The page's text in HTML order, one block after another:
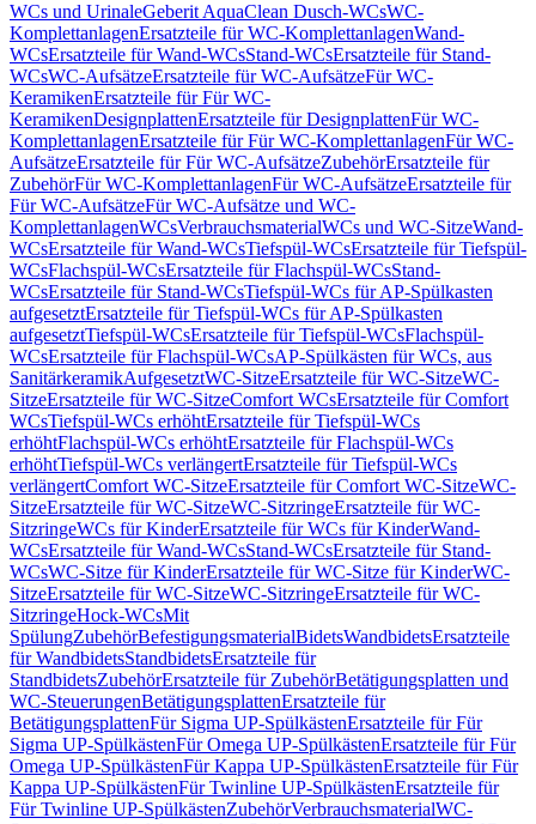
WCs und UrinaleGeberit AquaClean Dusch-WCsWC-
KomplettanlagenErsatzteile für WC-KomplettanlagenWand-
WCsErsatzteile für Wand-WCsStand-WCsErsatzteile für Stand-
WCsWC-AufsätzeErsatzteile für WC-AufsätzeFür WC-
KeramikenErsatzteile für Für WC-
KeramikenDesignplattenErsatzteile für DesignplattenFür WC-
KomplettanlagenErsatzteile für Für WC-KomplettanlagenFür WC-
AufsätzeErsatzteile für Für WC-AufsätzeZubehörErsatzteile für
ZubehörFür WC-KomplettanlagenFür WC-AufsätzeErsatzteile für
Für WC-AufsätzeFür WC-Aufsätze und WC-
KomplettanlagenWCsVerbrauchsmaterialWCs und WC-SitzeWand-
WCsErsatzteile für Wand-WCsTiefspül-WCsErsatzteile für Tiefspül-
WCsFlachspül-WCsErsatzteile für Flachspül-WCsStand-
WCsErsatzteile für Stand-WCsTiefspül-WCs für AP-Spülkasten
aufgesetztErsatzteile für Tiefspül-WCs für AP-Spülkasten
aufgesetztTiefspül-WCsErsatzteile für Tiefspül-WCsFlachspül-
WCsErsatzteile für Flachspül-WCsAP-Spülkästen für WCs, aus
SanitärkeramikAufgesetztWC-SitzeErsatzteile für WC-SitzeWC-
SitzeErsatzteile für WC-SitzeComfort WCsErsatzteile für Comfort
WCsTiefspül-WCs erhöhtErsatzteile für Tiefspül-WCs
erhöhtFlachspül-WCs erhöhtErsatzteile für Flachspül-WCs
erhöhtTiefspül-WCs verlängertErsatzteile für Tiefspül-WCs
verlängertComfort WC-SitzeErsatzteile für Comfort WC-SitzeWC-
SitzeErsatzteile für WC-SitzeWC-SitzringeErsatzteile für WC-
SitzringeWCs für KinderErsatzteile für WCs für KinderWand-
WCsErsatzteile für Wand-WCsStand-WCsErsatzteile für Stand-
WCsWC-Sitze für KinderErsatzteile für WC-Sitze für KinderWC-
SitzeErsatzteile für WC-SitzeWC-SitzringeErsatzteile für WC-
SitzringeHock-WCsMit
SpülungZubehörBefestigungsmaterialBidetsWandbidetsErsatzteile
für WandbidetsStandbidetsErsatzteile für
StandbidetsZubehörErsatzteile für ZubehörBetätigungsplatten und
WC-SteuerungenBetätigungsplattenErsatzteile für
BetätigungsplattenFür Sigma UP-SpülkästenErsatzteile für Für
Sigma UP-SpülkästenFür Omega UP-SpülkästenErsatzteile für Für
Omega UP-SpülkästenFür Kappa UP-SpülkästenErsatzteile für Für
Kappa UP-SpülkästenFür Twinline UP-SpülkästenErsatzteile für
Für Twinline UP-SpülkästenZubehörVerbrauchsmaterialWC-